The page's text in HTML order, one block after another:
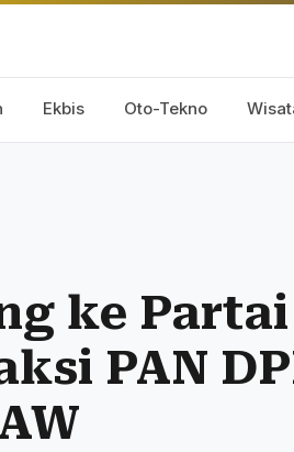
Ekbis Oto-Tekno
ke
PAN